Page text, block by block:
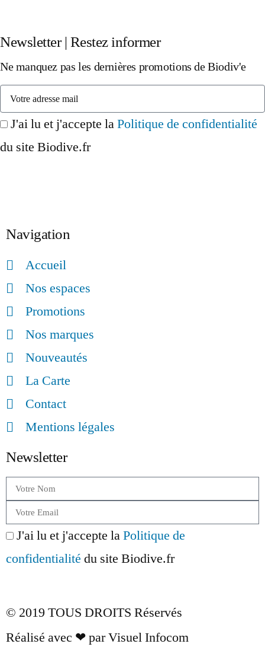
Newsletter | Restez informer
Ne manquez pas les dernières promotions de Biodiv'e
J'ai lu et j'accepte laPolitique de confidentialité
du site Biodive.fr
Navigation
Accueil
Nos espaces
Promotions
Nos marques
Nouveautés
La Carte
Contact
Mentions légales
Newsletter
J'ai lu et j'accepte laPolitique de
confidentialité du site Biodive.fr
© 2019 TOUS DROITS Réservés
Réalisé avec ❤ par Visuel Infocom